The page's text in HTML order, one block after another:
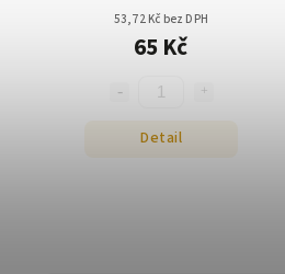
53,72 Kč bez DPH
65 Kč
Detail